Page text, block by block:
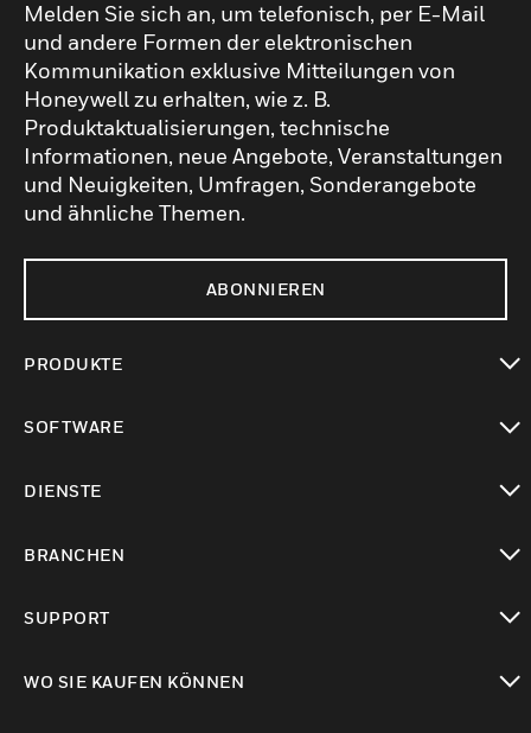
Melden Sie sich an, um telefonisch, per E-Mail
und andere Formen der elektronischen
Kommunikation exklusive Mitteilungen von
Honeywell zu erhalten, wie z. B.
Produktaktualisierungen, technische
Informationen, neue Angebote, Veranstaltungen
und Neuigkeiten, Umfragen, Sonderangebote
und ähnliche Themen.
ABONNIEREN
PRODUKTE
SOFTWARE
DIENSTE
BRANCHEN
SUPPORT
WO SIE KAUFEN KÖNNEN